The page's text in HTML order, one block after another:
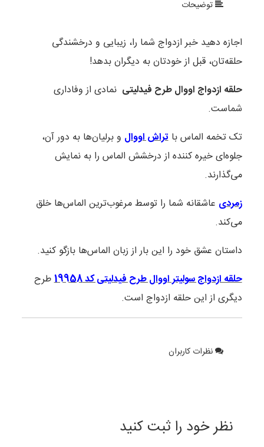
توضیحات
اجازه دهید خبر ازدواج شما را، زیبایی و درخشندگی
حلقه‌تان، قبل از خودتان به دیگران بدهد!
حلقه ازدواج اووال طرح فیدلیتی نمادی از وفاداری
شماست.
تک تخمه الماس با تراش اووال و برلیان‌ها به دور آن،
جلوه‌ای خیره کننده از درخشش الماس را به نمایش
می‌گذارند.
زمردی عاشقانه شما را توسط مرغوب‌ترین الماس‌ها خلق
می‌کند.
داستان عشق خود را این بار از زبان الماس‌ها بازگو کنید.
حلقه ازدواج سولیتر اووال طرح فیدلیتی کد 19958
طرح
دیگری از این حلقه ازدواج است.
نظرات کاربران
نظر خود را ثبت کنید